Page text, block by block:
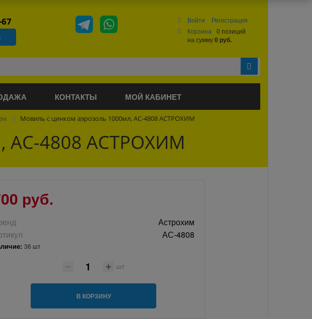
Войти
Регистрация
Корзина
0 позиций
на сумму0 руб.
КОНТАКТЫ МОЙ КАБИНЕТ
Мовиль с цинком аэрозоль 1000мл, АС-4808 АСТРОХИМ
АС-4808 АСТРОХИМ
руб.
Астрохим
АС-4808
36 шт
шт
В КОРЗИНУ